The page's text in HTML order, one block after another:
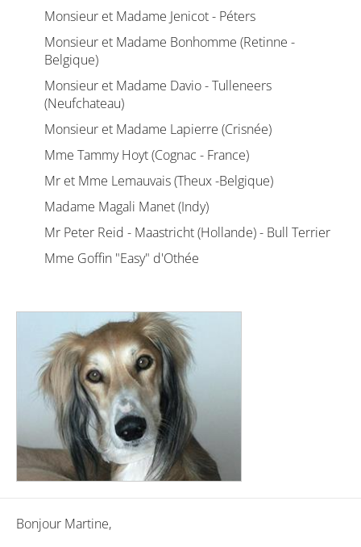
Monsieur et Madame Jenicot - Péters
Monsieur et Madame Bonhomme (Retinne -
Belgique)
Monsieur et Madame Davio - Tulleneers
(Neufchateau)
Monsieur et Madame Lapierre (Crisnée)
Mme Tammy Hoyt (Cognac - France)
Mr et Mme Lemauvais (Theux -Belgique)
Madame Magali Manet (Indy)
Mr Peter Reid - Maastricht (Hollande) - Bull Terrier
Mme Goffin "Easy" d'Othée
Bonjour Martine,